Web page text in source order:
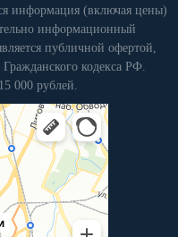
информация (включая цены)
информационный
публичной офертой,
кодекса РФ.
000 рублей.